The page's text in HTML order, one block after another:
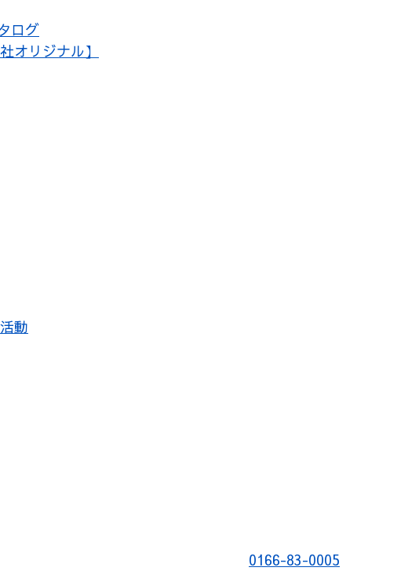
ログ
オリジナル】
動
0166-83-0005